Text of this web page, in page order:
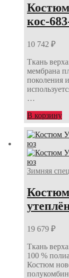
кос-
10 742 ₽
Ткань
мембрана
поколения
…
В корзину
Зимняя
19 679 ₽
Ткань
100 %
Костюм